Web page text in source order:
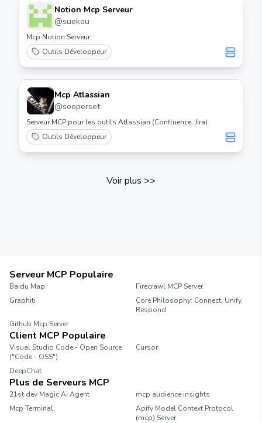
Notion Mcp Serveur
@suekou
Mcp Notion Serveur
Outils Développeur
Mcp Atlassian
@sooperset
Serveur MCP pour les outils Atlassian (Confluence, Jira)
Outils Développeur
Voir plus >>
Serveur MCP Populaire
Baidu Map
Firecrawl MCP Server
Graphiti
Core Philosophy: Connect, Unify,
Respond
Github Mcp Server
Client MCP Populaire
Visual Studio Code - Open Source
("Code - OSS")
Cursor
DeepChat
Plus de Serveurs MCP
21st.dev Magic Ai Agent
mcp audience insights
Mcp Terminal
Apify Model Context Protocol
(mcp) Server